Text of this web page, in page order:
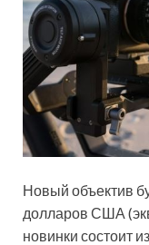
Новый объектив
долларов США
новинки состоит